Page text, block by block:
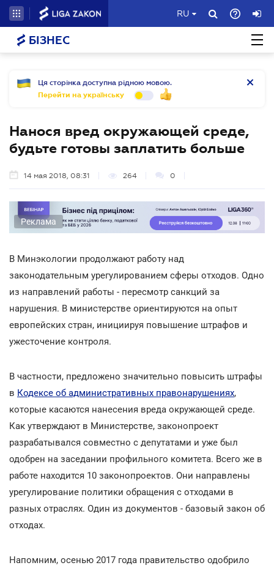
RU
БІЗНЕС
Ця сторінка доступна рідною мовою.
Перейти на українську
Нанося вред окружающей среде,
будьте готовы заплатить больше
14 мая 2018, 08:31 264 0
Реклама
В Минэкологии продолжают работу над
законодательным урегулированием сферы отходов. Одно
из направлений работы - пересмотр санкций за
нарушения. В министерстве ориентируются на опыт
европейских стран, инициируя повышение штрафов и
ужесточение контроля.
В частности, предложено значительно повысить штрафы
в Кодексе об административных правонарушениях,
которые касаются нанесения вреда окружающей среде.
Как утверждают в Министерстве, законопроект
разрабатывался совместно с депутатами и уже был
одобрен на заседании профильного комитета. Всего же в
работе находится 10 законопроектов. Они направлены
урегулирование политики обращения с отходами в
разных отраслях. Один из документов - базовый закон об
отходах.
Напомним, осенью 2017 года правительство одобрило